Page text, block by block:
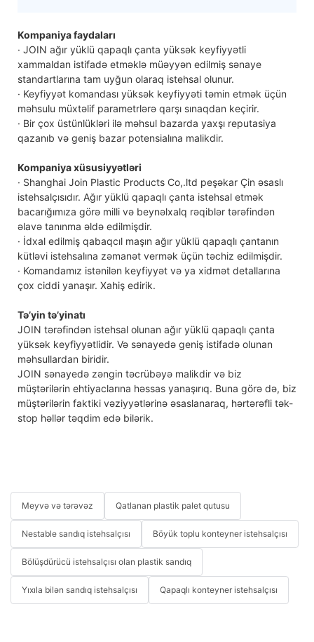
Kompaniya faydaları
· JOIN ağır yüklü qapaqlı çanta yüksək keyfiyyətli
xammaldan istifadə etməklə müəyyən edilmiş sənaye
standartlarına tam uyğun olaraq istehsal olunur.
· Keyfiyyət komandası yüksək keyfiyyəti təmin etmək üçün
məhsulu müxtəlif parametrlərə qarşı sınaqdan keçirir.
· Bir çox üstünlükləri ilə məhsul bazarda yaxşı reputasiya
qazanıb və geniş bazar potensialına malikdir.
Kompaniya xüsusiyyətləri
· Shanghai Join Plastic Products Co,.ltd peşəkar Çin əsaslı
istehsalçısıdır. Ağır yüklü qapaqlı çanta istehsal etmək
bacarığımıza görə milli və beynəlxalq rəqiblər tərəfindən
əlavə tanınma əldə edilmişdir.
· İdxal edilmiş qabaqcıl maşın ağır yüklü qapaqlı çantanın
kütləvi istehsalına zəmanət vermək üçün təchiz edilmişdir.
· Komandamız istənilən keyfiyyət və ya xidmət detallarına
çox ciddi yanaşır. Xahiş edirik.
Tə’yin tə’yinatı
JOIN tərəfindən istehsal olunan ağır yüklü qapaqlı çanta
yüksək keyfiyyətlidir. Və sənayedə geniş istifadə olunan
məhsullardan biridir.
JOIN sənayedə zəngin təcrübəyə malikdir və biz
müştərilərin ehtiyaclarına həssas yanaşırıq. Buna görə də, biz
müştərilərin faktiki vəziyyətlərinə əsaslanaraq, hərtərəfli tək-
stop həllər təqdim edə bilərik.
Meyvə və tərəvəz Qatlanan plastik palet qutusu
Nestable sandıq istehsalçısı Böyük toplu konteyner istehsalçısı
Bölüşdürücü istehsalçısı olan plastik sandıq
Yıxıla bilən sandıq istehsalçısı Qapaqlı konteyner istehsalçısı